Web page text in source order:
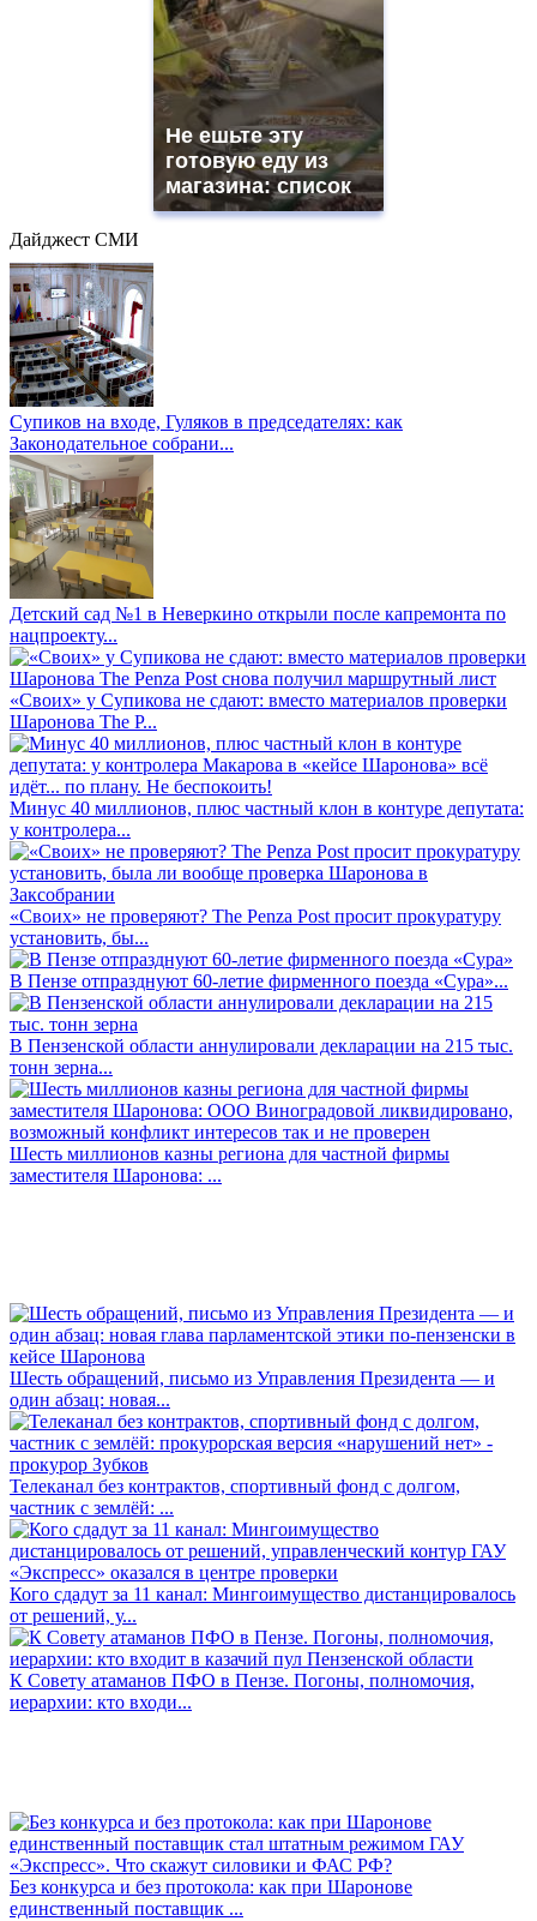
Не ешьте эту
готовую еду из
магазина: список
Дайджест СМИ
Супиков на входе, Гуляков в председателях: как
Законодательное собрани...
Детский сад №1 в Неверкино открыли после капремонта по
нацпроекту...
«Своих» у Супикова не сдают: вместо материалов проверки
Шаронова The P...
Минус 40 миллионов, плюс частный клон в контуре депутата:
у контролера...
«Своих» не проверяют? The Penza Post просит прокуратуру
установить, бы...
В Пензе отпразднуют 60-летие фирменного поезда «Сура»...
В Пензенской области аннулировали декларации на 215 тыс.
тонн зерна...
Шесть миллионов казны региона для частной фирмы
заместителя Шаронова: ...
Шесть обращений, письмо из Управления Президента — и
один абзац: новая...
Телеканал без контрактов, спортивный фонд с долгом,
частник с землёй: ...
Кого сдадут за 11 канал: Мингоимущество дистанцировалось
от решений, у...
К Совету атаманов ПФО в Пензе. Погоны, полномочия,
иерархии: кто входи...
Без конкурса и без протокола: как при Шаронове
единственный поставщик ...